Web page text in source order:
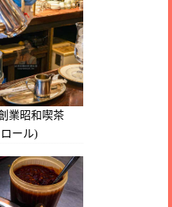
業昭和喫茶
ール)